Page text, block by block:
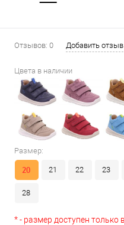
Отзывов: 0 Добавить отзыв
Цвета в наличии
Размер:
20 21 22 23
28
* - размер доступен только